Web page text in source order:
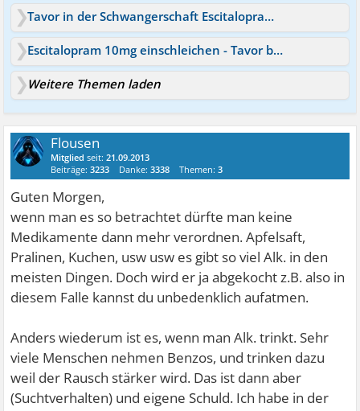
Tavor in der Schwangerschaft Escitalopram hilft nicht
Escitalopram 10mg einschleichen - Tavor bei Bedarf möglich?
Weitere Themen laden
Flousen
Mitglied seit:21.09.2013
Beiträge:3233 Danke:3338 Themen:3
Guten Morgen,
wenn man es so betrachtet dürfte man keine
Medikamente dann mehr verordnen. Apfelsaft,
Pralinen, Kuchen, usw usw es gibt so viel Alk. in den
meisten Dingen. Doch wird er ja abgekocht z.B. also in
diesem Falle kannst du unbedenklich aufatmen.
Anders wiederum ist es, wenn man Alk. trinkt. Sehr
viele Menschen nehmen Benzos, und trinken dazu
weil der Rausch stärker wird. Das ist dann aber
(Suchtverhalten) und eigene Schuld. Ich habe in der